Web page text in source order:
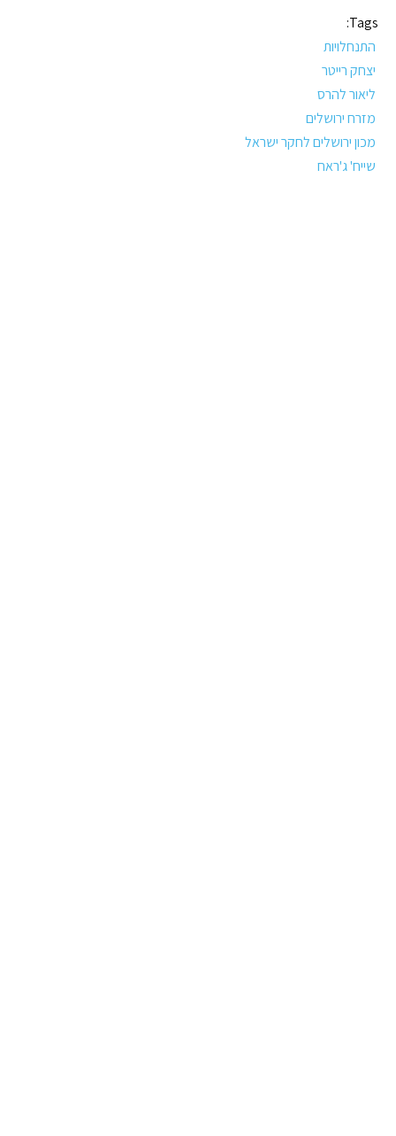
Tags:
התנחלויות
יצחק רייטר
ליאור להרס
מזרח ירושלים
מכון ירושלים לחקר ישראל
שייח' ג'ראח